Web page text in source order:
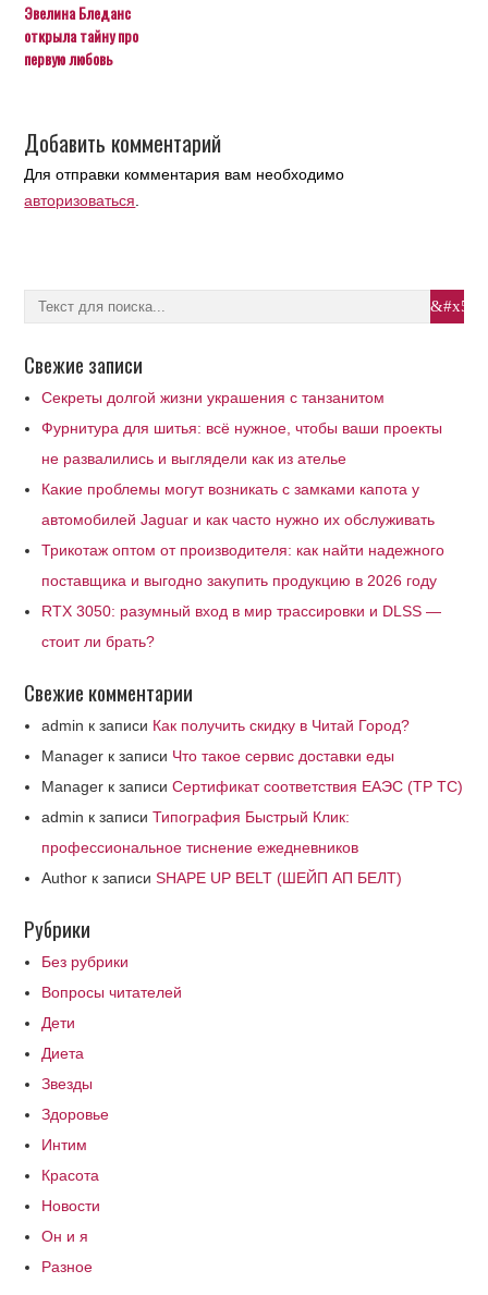
Эвелина Бледанс
открыла тайну про
первую любовь
Добавить комментарий
Для отправки комментария вам необходимо
авторизоваться
Свежие записи
Секреты долгой жизни украшения с танзанитом
Фурнитура для шитья: всё нужное, чтобы ваши проекты
не развалились и выглядели как из ателье
Какие проблемы могут возникать с замками капота у
автомобилей Jaguar и как часто нужно их обслуживать
Трикотаж оптом от производителя: как найти надежного
поставщика и выгодно закупить продукцию в 2026 году
RTX 3050: разумный вход в мир трассировки и DLSS —
стоит ли брать?
Свежие комментарии
admin к записи Как получить скидку в Читай Город?
Manager к записи Что такое сервис доставки еды
Manager к записиСертификат соответствия ЕАЭС (ТР ТС)
admin к записиТипография Быстрый Клик:
профессиональное тиснение ежедневников
Author к записиSHAPE UP BELT (ШЕЙП АП БЕЛТ)
Рубрики
Без рубрики
Вопросы читателей
Дети
Диета
Звезды
Здоровье
Интим
Красота
Новости
Он и я
Разное